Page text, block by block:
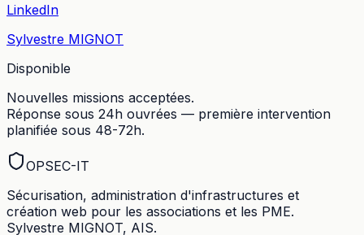
LinkedIn
Sylvestre MIGNOT
Disponible
Nouvelles missions acceptées.
Réponse sous 24h ouvrées — première intervention
planifiée sous 48-72h.
OPSEC-IT
Sécurisation, administration d'infrastructures et
création web pour les associations et les PME.
Sylvestre MIGNOT, AIS.